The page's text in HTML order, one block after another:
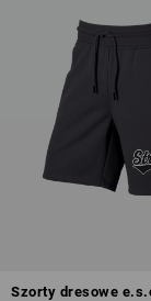
Szorty dresowe